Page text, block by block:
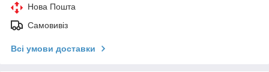
Нова Пошта
Самовивіз
Всі умови доставки